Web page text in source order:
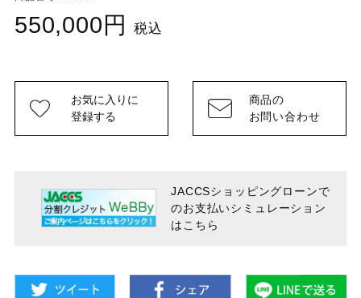
550,000 税込
お気に入りに
登録する
商品の
お問い合わせ
JACCSショッピングローンで
のお支払いシミュレーション
はこちら